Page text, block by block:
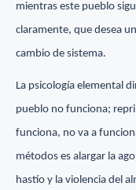
mientras este pueblo
claramente, que desea
cambio de sistema.
La psicología elemental
pueblo no funciona;
funciona, no va a
métodos es alargar la
hastío y la violencia del